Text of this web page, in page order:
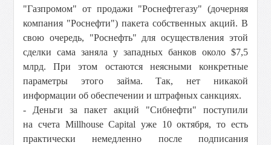
"Газпромом" от продажи "Роснефтегазу" (дочерняя
компания "Роснефти") пакета собственных акций. В
свою очередь, "Роснефть" для осуществления этой
сделки сама заняла у западных банков около $7,5
млрд. При этом остаются неясными конкретные
параметры этого займа. Так, нет никакой
информации об обеспечении и штрафных санкциях.
- Деньги за пакет акций "Сибнефти" поступили
на счета Millhouse Capital уже 10 октября, то есть
практически немедленно после подписания